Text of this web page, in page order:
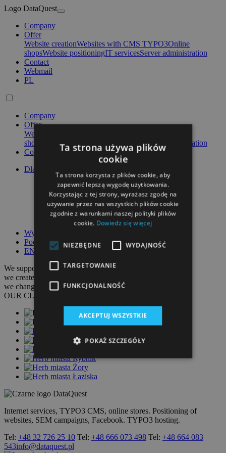
Logo DataQuest
Company
Offer
Website creationWebsites with CMS TYPO3Online
shopsWebsite positioningIT servicesServer administration
Contact
Webmail
PL
Company
Offer
Website creation
shops
Website positioning IT services
Server administration
Contact
Dla klientów
Pomoc
Panel hostingowy
Poczta przez www
Panel zarządzania domenami
Wyszukiwarka domen
Zarządzanie projektem
Wyceń projekt
Poczta
EN
We support
businesses,
we create value,
we change the business.
OUR CLIENTS
Internet services, TYPO3 CMS, online stores. Positioning of
websites, SEM campaigns, Facebook. TYPO3 hosting.
Tel: +48 32 726 25 10 Tel: +48 666 073 498 Tel: +48 664 083
543info@dataquest.pl
Ta strona używa plików
cookie
Ta strona korzysta z plików cookie, aby
zapewnić lepszą wygodę użytkowania.
Korzystając z tej strony, wyrażasz zgodę na
używanie przez nas wszystkich plików cookie
zgodnie z warunkami naszej polityki plików
cookie. Dowiedz się więcej
NIEZBĘDNE WYDAJNOŚĆ
TARGETOWANIE
FUNKCJONALNOŚĆ
AKCEPTUJ WSZYSTKIE
POKAŻ SZCZEGÓŁY